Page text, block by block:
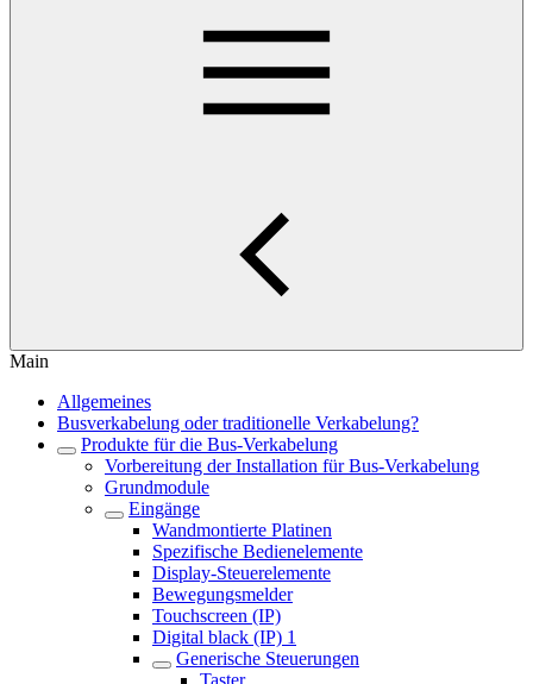
Main
Allgemeines
Busverkabelung oder traditionelle Verkabelung?
Produkte für die Bus-Verkabelung
Vorbereitung der Installation für Bus-Verkabelung
Grundmodule
Eingänge
Wandmontierte Platinen
Spezifische Bedienelemente
Display-Steuerelemente
Bewegungsmelder
Touchscreen (IP)
Digital black (IP) 1
Generische Steuerungen
Taster